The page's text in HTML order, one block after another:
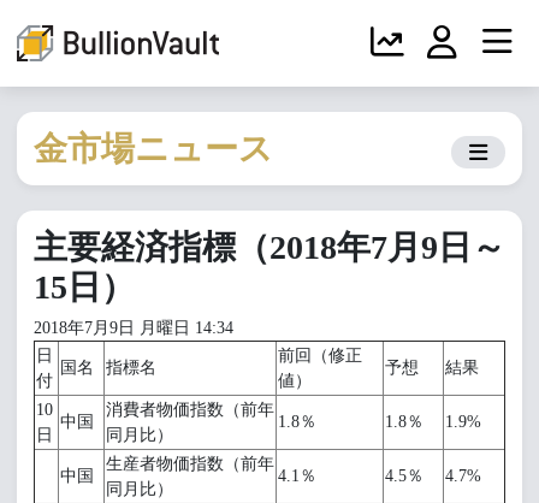
金市場ニュース
主要経済指標（2018年7月9日～
15日）
2018年7月9日 月曜日 14:34
日
付
国名 指標名
前回（修正
値）
予想 結果
10
日
中国
消費者物価指数（前年
同月比）
1.8％ 1.8％ 1.9%
中国
生産者物価指数（前年
同月比）
4.1％ 4.5％ 4.7%